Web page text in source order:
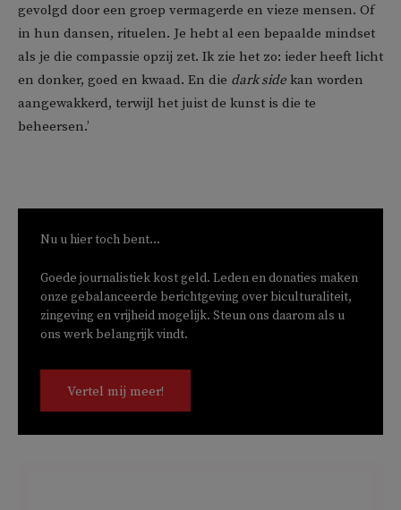
gevolgd door een groep vermagerde en vieze mensen. Of
in hun dansen, rituelen. Je hebt al een bepaalde mindset
als je die compassie opzij zet. Ik zie het zo: ieder heeft licht
en donker, goed en kwaad. En die dark side kan worden
aangewakkerd, terwijl het juist de kunst is die te
beheersen.’
Nu u hier toch bent...
Goede journalistiek kost geld. Leden en donaties maken
onze gebalanceerde berichtgeving over biculturaliteit,
zingeving en vrijheid mogelijk. Steun ons daarom als u
ons werk belangrijk vindt.
Vertel mij meer!